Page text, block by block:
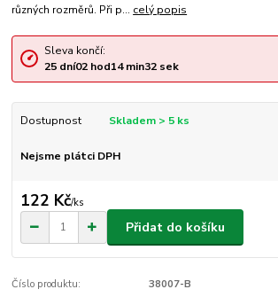
různých rozměrů. Při p... celý popis
Sleva končí:
25 dní02hod14min31sek
Dostupnost Skladem > 5 ks
Nejsme plátci DPH
122 Kč/ks
Přidat do košíku
Číslo produktu: 38007-B